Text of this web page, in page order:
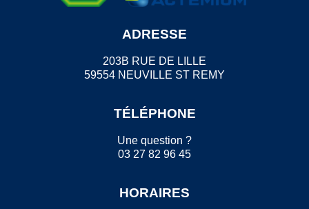
ADRESSE
203B RUE DE LILLE
59554 NEUVILLE ST REMY
TÉLÉPHONE
Une question ?
03 27 82 96 45
HORAIRES